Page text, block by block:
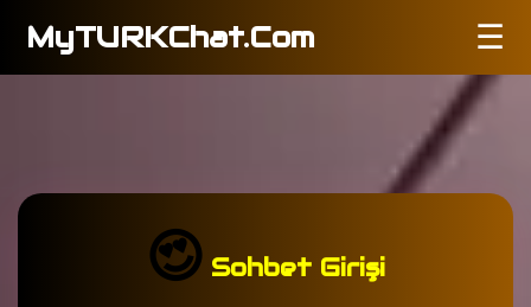
MyTURKChat.Com ☰
😍Sohbet Girişi